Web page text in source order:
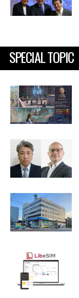
SPECIAL TOPIC